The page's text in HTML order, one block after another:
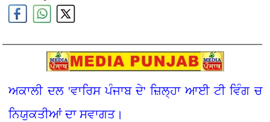
ਅਕਾਲੀ ਦਲ 'ਵਾਰਿਸ ਪੰਜਾਬ ਦੇ' ਜ਼ਿਲ੍ਹਾ ਆਈ ਟੀ ਵਿੰਗ ਚ
ਨਿਯੁਕਤੀਆਂ ਦਾ ਸਵਾਗਤ।